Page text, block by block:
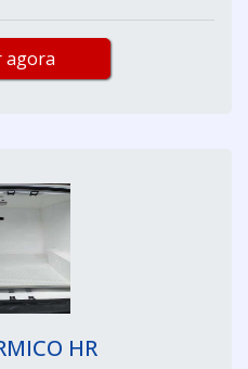
agora
HR